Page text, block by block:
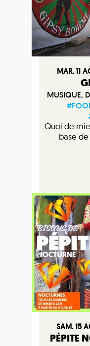
MAR. 11
MUSIQUE,
Quoi de
base
SAM. 15
PÉPITE